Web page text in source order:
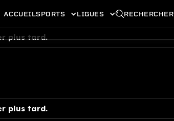
ACCUEILSPORTS LIGUES RECHERCHER
plus tard.
plus tard.